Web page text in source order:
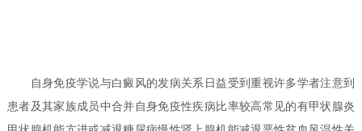
自身免疫学说与白癜风的发病关系日益受到重视许多学者注意到
患者及其家族成员中合并自身免疫性疾病比率较高常见的有甲状腺炎